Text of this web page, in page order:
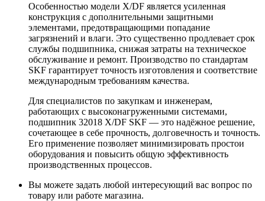
Особенностью модели X/DF является усиленная
конструкция с дополнительными защитными
элементами, предотвращающими попадание
загрязнений и влаги. Это существенно продлевает срок
службы подшипника, снижая затраты на техническое
обслуживание и ремонт. Производство по стандартам
SKF гарантирует точность изготовления и соответствие
международным требованиям качества.
Для специалистов по закупкам и инженерам,
работающих с высоконагруженными системами,
подшипник 32018 X/DF SKF — это надёжное решение,
сочетающее в себе прочность, долговечность и точность.
Его применение позволяет минимизировать простои
оборудования и повысить общую эффективность
производственных процессов.
Вы можете задать любой интересующий вас вопрос по
товару или работе магазина.